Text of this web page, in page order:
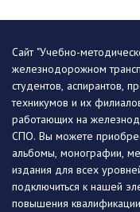
Сайт "Учебно-
железнодорожном
студентов, аспирантов,
техникумов и их
работающих на
СПО. Вы можете
альбомы, монографии,
издания для всех
подключиться к нашей
повышения